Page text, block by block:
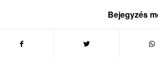
Bejegyzés